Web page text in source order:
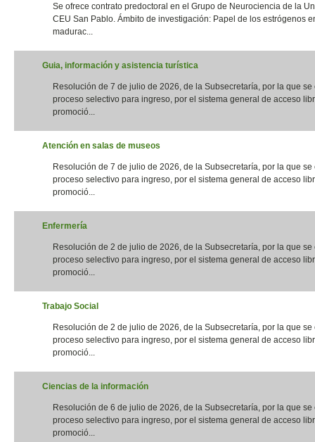
Se ofrece contrato predoctoral en el Grupo de Neurociencia de la
CEU San Pablo. Ámbito de investigación: Papel de los estrógenos
madurac...
Guia, información y asistencia turística
Resolución de 7 de julio de 2026, de la Subsecretaría, por la que se
proceso selectivo para ingreso, por el sistema general de acceso
promoció...
Atención en salas de museos
Resolución de 7 de julio de 2026, de la Subsecretaría, por la que se
proceso selectivo para ingreso, por el sistema general de acceso
promoció...
Enfermería
Resolución de 2 de julio de 2026, de la Subsecretaría, por la que se
proceso selectivo para ingreso, por el sistema general de acceso
promoció...
Trabajo Social
Resolución de 2 de julio de 2026, de la Subsecretaría, por la que se
proceso selectivo para ingreso, por el sistema general de acceso
promoció...
Ciencias de la información
Resolución de 6 de julio de 2026, de la Subsecretaría, por la que se
proceso selectivo para ingreso, por el sistema general de acceso
promoció...